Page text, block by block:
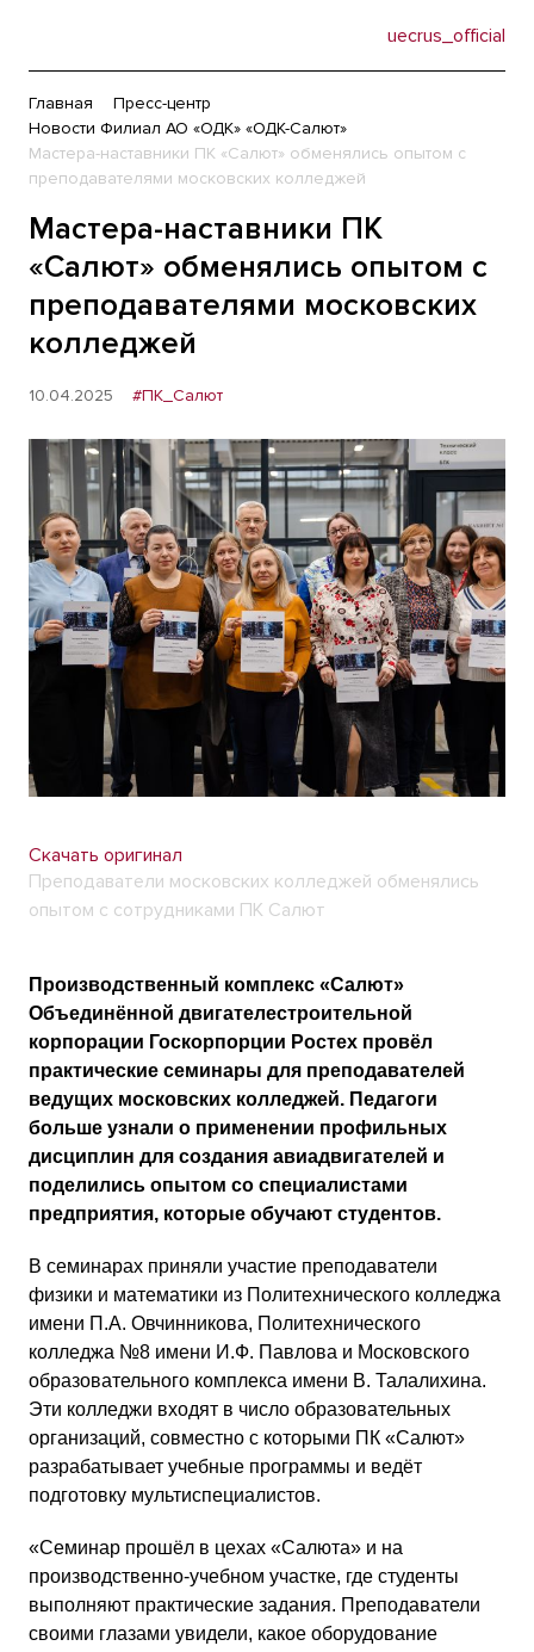
uecrus_official
Главная
Пресс-центр
Новости Филиал АО «ОДК» «ОДК-Салют»
Мастера-наставники ПК «Салют» обменялись опытом с
преподавателями московских колледжей
Мастера-наставники ПК
«Салют» обменялись опытом с
преподавателями московских
колледжей
10.04.2025 #ПК_Салют
Скачать оригинал
Преподаватели московских колледжей обменялись
опытом с сотрудниками ПК Салют
Производственный комплекс «Салют»
Объединённой двигателестроительной
корпорации Госкорпорции Ростех провёл
практические семинары для преподавателей
ведущих московских колледжей. Педагоги
больше узнали о применении профильных
дисциплин для создания авиадвигателей и
поделились опытом со специалистами
предприятия, которые обучают студентов.
В семинарах приняли участие преподаватели
физики и математики из Политехнического колледжа
имени П.А. Овчинникова, Политехнического
колледжа №8 имени И.Ф. Павлова и Московского
образовательного комплекса имени В. Талалихина.
Эти колледжи входят в число образовательных
организаций, совместно с которыми ПК «Салют»
разрабатывает учебные программы и ведёт
подготовку мультиспециалистов.
«Семинар прошёл в цехах «Салюта» и на
производственно-учебном участке, где студенты
выполняют практические задания. Преподаватели
своими глазами увидели, какое оборудование